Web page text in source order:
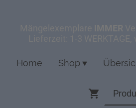
Mängelexemplare IMMER
Lieferzeit: 1-3
Home Shop